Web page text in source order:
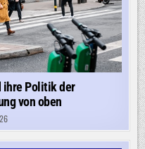
ihre Politik der
von oben